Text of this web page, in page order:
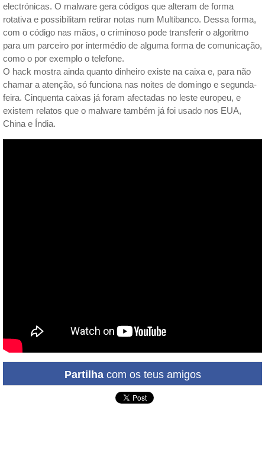
electrónicas. O malware gera códigos que alteram de forma
rotativa e possibilitam retirar notas num Multibanco. Dessa forma,
com o código nas mãos, o criminoso pode transferir o algoritmo
para um parceiro por intermédio de alguma forma de comunicação,
como o por exemplo o telefone.
O hack mostra ainda quanto dinheiro existe na caixa e, para não
chamar a atenção, só funciona nas noites de domingo e segunda-
feira. Cinquenta caixas já foram afectadas no leste europeu, e
existem relatos que o malware também já foi usado nos EUA,
China e Índia.
Partilhacom os teus amigos